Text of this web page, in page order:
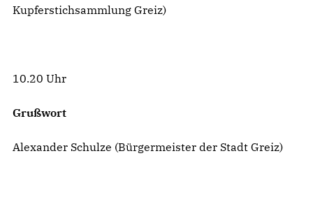
Kupferstichsammlung Greiz)
10.20 Uhr
Grußwort
Alexander Schulze (Bürgermeister der Stadt Greiz)